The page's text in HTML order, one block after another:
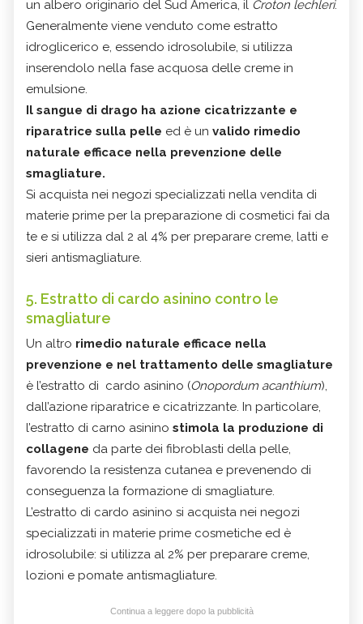
un albero originario del Sud America, il Croton lechleri.
Generalmente viene venduto come estratto
idroglicerico e, essendo idrosolubile, si utilizza
inserendolo nella fase acquosa delle creme in
emulsione.
Il sangue di drago ha azione cicatrizzante e
riparatrice sulla pelle ed è un valido rimedio
naturale efficace nella prevenzione delle
smagliature.
Si acquista nei negozi specializzati nella vendita di
materie prime per la preparazione di cosmetici fai da
te e si utilizza dal 2 al 4% per preparare creme, latti e
sieri antismagliature.
5. Estratto di cardo asinino contro le
smagliature
Un altro rimedio naturale efficace nella
prevenzione e nel trattamento delle smagliature
è l’estratto di cardo asinino (Onopordum acanthium),
dall’azione riparatrice e cicatrizzante. In particolare,
l’estratto di carno asinino stimola la produzione di
collagene da parte dei fibroblasti della pelle,
favorendo la resistenza cutanea e prevenendo di
conseguenza la formazione di smagliature.
L’estratto di cardo asinino si acquista nei negozi
specializzati in materie prime cosmetiche ed è
idrosolubile: si utilizza al 2% per preparare creme,
lozioni e pomate antismagliature.
Continua a leggere dopo la pubblicità